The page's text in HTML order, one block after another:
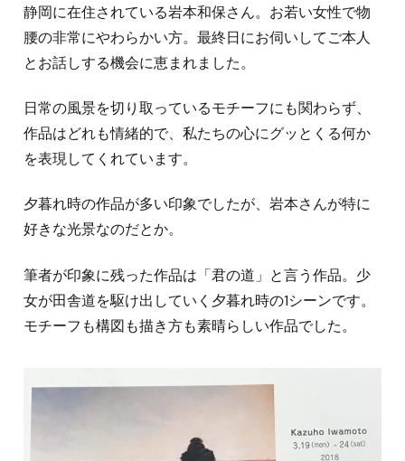
静岡に在住されている岩本和保さん。お若い女性で物
腰の非常にやわらかい方。最終日にお伺いしてご本人
とお話しする機会に恵まれました。
日常の風景を切り取っているモチーフにも関わらず、
作品はどれも情緒的で、私たちの心にグッとくる何か
を表現してくれています。
夕暮れ時の作品が多い印象でしたが、岩本さんが特に
好きな光景なのだとか。
筆者が印象に残った作品は「君の道」と言う作品。少
女が田舎道を駆け出していく夕暮れ時の1シーンです。
モチーフも構図も描き方も素晴らしい作品でした。